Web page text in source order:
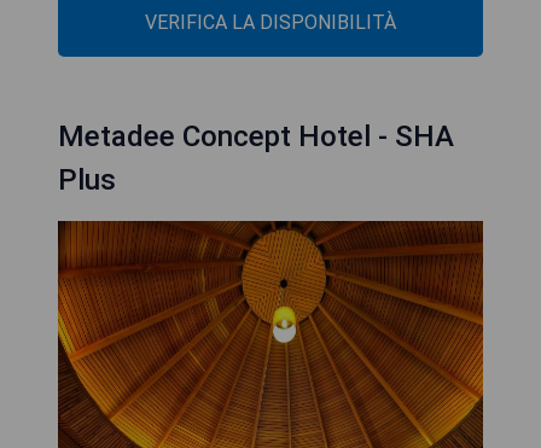
VERIFICA LA DISPONIBILITÀ
Metadee Concept Hotel - SHA
Plus